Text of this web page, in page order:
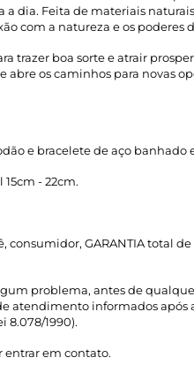
a dia. Feita de materiais
com a natureza e os poderes
trazer boa sorte e atrair
abre os caminhos para novas
e bracelete de aço banhado
- 22cm.
consumidor, GARANTIA total
problema, antes de
atendimento informados após
8.078/1990).
entrar em contato.